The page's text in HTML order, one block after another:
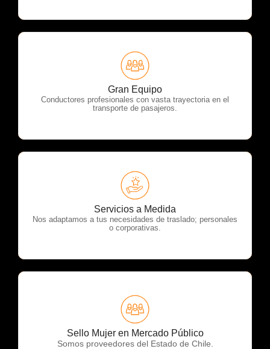
Gran Equipo
Conductores profesionales con vasta trayectoria en el
transporte de pasajeros.
OTP Servicios
Servicios a Medida
Nos adaptamos a tus necesidades de traslado; personales
o corporativas.
OTP Servicios
Sello Mujer en Mercado Público
Somos proveedores del Estado de Chile.
OTP Servicios